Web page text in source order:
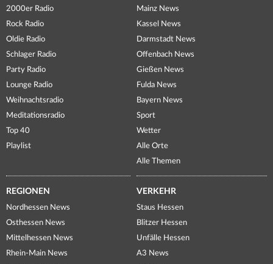
2000er Radio
Rock Radio
Oldie Radio
Schlager Radio
Party Radio
Lounge Radio
Weihnachtsradio
Meditationsradio
Top 40
Playlist
Mainz News
Kassel News
Darmstadt News
Offenbach News
Gießen News
Fulda News
Bayern News
Sport
Wetter
Alle Orte
Alle Themen
REGIONEN
Nordhessen News
Osthessen News
Mittelhessen News
Rhein-Main News
VERKEHR
Staus Hessen
Blitzer Hessen
Unfälle Hessen
A3 News